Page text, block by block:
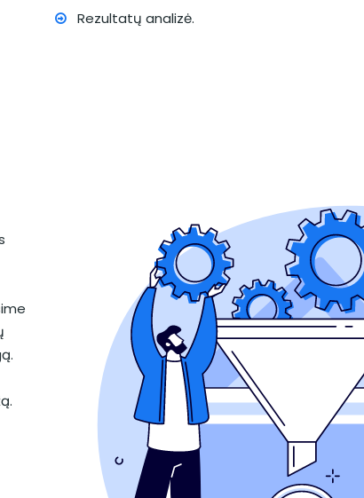
Rezultatų analizė.